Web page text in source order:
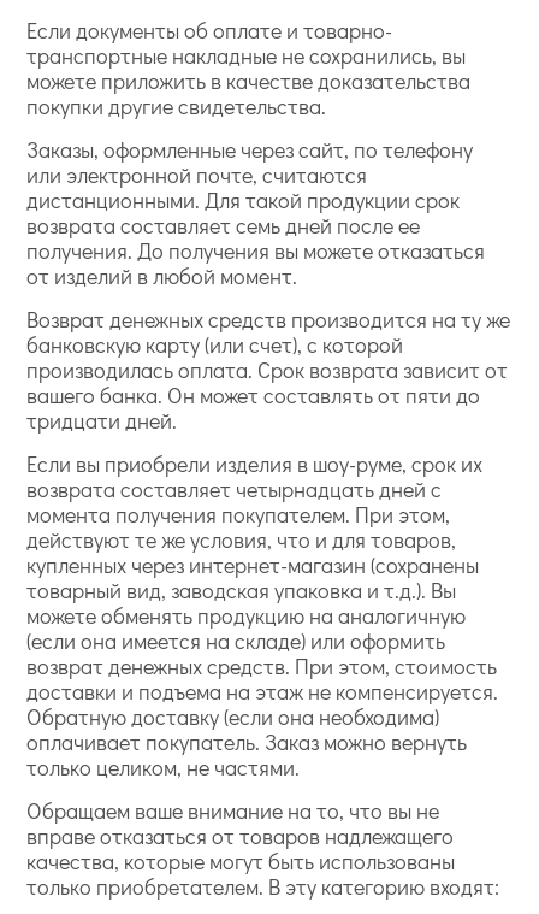
Если документы об оплате и товарно-
транспортные накладные не сохранились, вы
можете приложить в качестве доказательства
покупки другие свидетельства.
Заказы, оформленные через сайт, по телефону
или электронной почте, считаются
дистанционными. Для такой продукции срок
возврата составляет семь дней после ее
получения. До получения вы можете отказаться
от изделий в любой момент.
Возврат денежных средств производится на ту же
банковскую карту (или счет), с которой
производилась оплата. Срок возврата зависит от
вашего банка. Он может составлять от пяти до
тридцати дней.
Если вы приобрели изделия в шоу-руме, срок их
возврата составляет четырнадцать дней с
момента получения покупателем. При этом,
действуют те же условия, что и для товаров,
купленных через интернет-магазин (сохранены
товарный вид, заводская упаковка и т.д.). Вы
можете обменять продукцию на аналогичную
(если она имеется на складе) или оформить
возврат денежных средств. При этом, стоимость
доставки и подъема на этаж не компенсируется.
Обратную доставку (если она необходима)
оплачивает покупатель. Заказ можно вернуть
только целиком, не частями.
Обращаем ваше внимание на то, что вы не
вправе отказаться от товаров надлежащего
качества, которые могут быть использованы
только приобретателем. В эту категорию входят: